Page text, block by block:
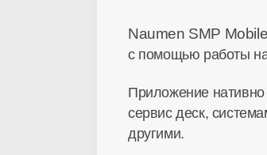
Naumen SMP Mobile
с помощью работы
Приложение
сервис деск,
другими.